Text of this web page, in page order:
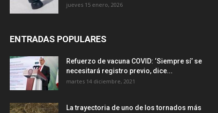
jueves 15 enero, 2026
ENTRADAS POPULARES
Refuerzo de vacuna COVID: ‘Siempre sí’ se
necesitará registro previo, dice...
martes 14 diciembre, 2021
La trayectoria de uno de los tornados más